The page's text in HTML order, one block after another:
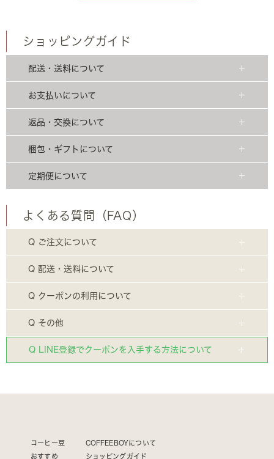
ショッピングガイド
配送・送料について
お支払いについて
返品・交換について
梱包・ギフトについて
定期便について
よくある質問（FAQ）
Q ご注文について
Q 配送・送料について
Q クーポンの利用について
Q その他
Q LINE登録でクーポンを入手する方法について
コーヒー豆
おすすめ
COFFEEBOYについて
ショッピングガイド